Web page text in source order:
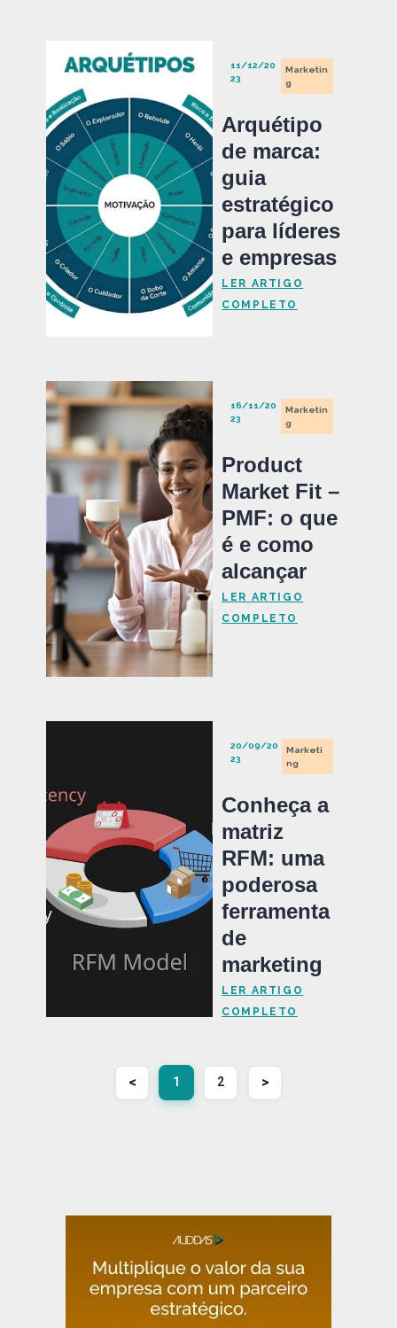
11/12/20
23
Marketin
g
Arquétipo
de marca:
guia
estratégico
para líderes
e empresas
LER ARTIGO
COMPLETO
16/11/20
23
Marketin
g
Product
Market Fit –
PMF: o que
é e como
alcançar
LER ARTIGO
COMPLETO
20/09/20
23
Marketi
ng
Conheça a
matriz
RFM: uma
poderosa
ferramenta
de
marketing
LER ARTIGO
COMPLETO
< 1 2 >